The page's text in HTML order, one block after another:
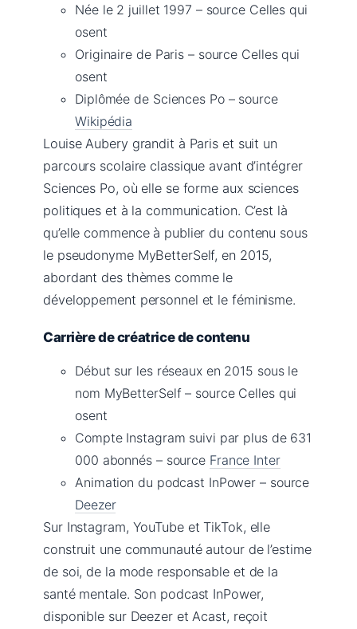
Née le 2 juillet 1997 – source Celles qui
osent
Originaire de Paris – source Celles qui
osent
Diplômée de Sciences Po – source
Wikipédia
Louise Aubery grandit à Paris et suit un
parcours scolaire classique avant d’intégrer
Sciences Po, où elle se forme aux sciences
politiques et à la communication. C’est là
qu’elle commence à publier du contenu sous
le pseudonyme MyBetterSelf, en 2015,
abordant des thèmes comme le
développement personnel et le féminisme.
Carrière de créatrice de contenu
Début sur les réseaux en 2015 sous le
nom MyBetterSelf – source Celles qui
osent
Compte Instagram suivi par plus de 631
000 abonnés – source France Inter
Animation du podcast InPower – source
Deezer
Sur Instagram, YouTube et TikTok, elle
construit une communauté autour de l’estime
de soi, de la mode responsable et de la
santé mentale. Son podcast InPower,
disponible sur Deezer et Acast, reçoit